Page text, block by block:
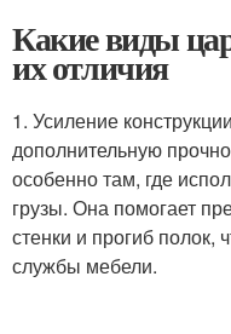
Какие виды
их отличия
1. Усиление
дополнительную
особенно там, где
грузы. Она помогает
стенки и прогиб полок,
службы мебели.